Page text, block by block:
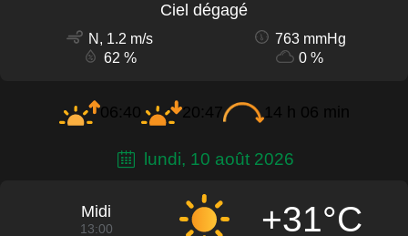
Ciel dégagé
N, 1.2 m/s
763 mmHg
62 %
0 %
06:40 20:47 14 h 06 min
lundi, 10 août 2026
Midi
13:00 +31°C